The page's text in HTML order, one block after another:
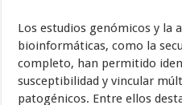
Los estudios genómicos y la
bioinformáticas, como la
completo, han permitido
susceptibilidad y vincular
patogénicos. Entre ellos